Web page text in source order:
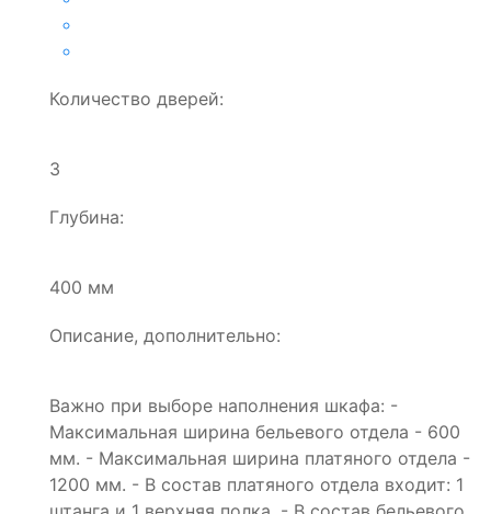
Количество дверей:
3
Глубина:
400 мм
Описание, дополнительно:
Важно при выборе наполнения шкафа: -
Максимальная ширина бельевого отдела - 600
мм. - Максимальная ширина платяного отдела -
1200 мм. - В состав платяного отдела входит: 1